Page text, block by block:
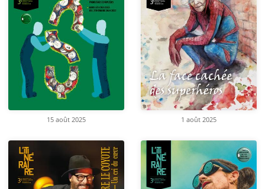
15 août 2025 1 août 2025